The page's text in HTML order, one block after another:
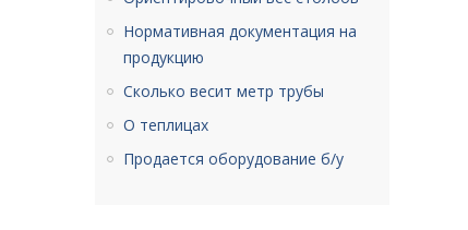
Нормативная документация на
продукцию
Сколько весит метр трубы
О теплицах
Продается оборудование б/у